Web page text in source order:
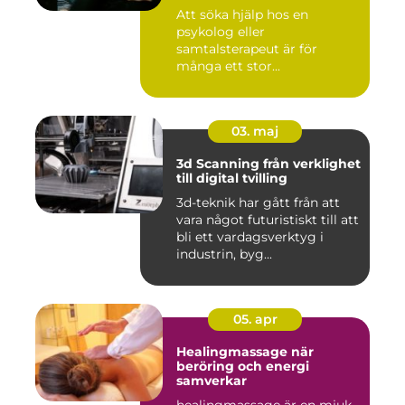
Att söka hjälp hos en
psykolog eller
samtalsterapeut är för
många ett stor...
03. maj
3d Scanning från verklighet
till digital tvilling
3d-teknik har gått från att
vara något futuristiskt till att
bli ett vardagsverktyg i
industrin, byg...
05. apr
Healingmassage när
beröring och energi
samverkar